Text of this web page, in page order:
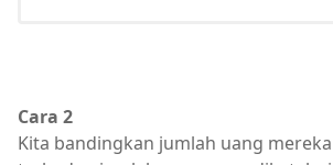
Cara 2
Kita bandingkan jumlah uang